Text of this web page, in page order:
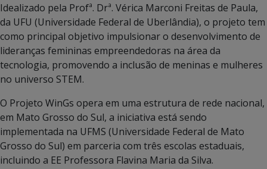
Idealizado pela Profª. Drª. Vérica Marconi Freitas de Paula,
da UFU (Universidade Federal de Uberlândia), o projeto tem
como principal objetivo impulsionar o desenvolvimento de
lideranças femininas empreendedoras na área da
tecnologia, promovendo a inclusão de meninas e mulheres
no universo STEM.
O Projeto WinGs opera em uma estrutura de rede nacional,
em Mato Grosso do Sul, a iniciativa está sendo
implementada na UFMS (Universidade Federal de Mato
Grosso do Sul) em parceria com três escolas estaduais,
incluindo a EE Professora Flavina Maria da Silva.